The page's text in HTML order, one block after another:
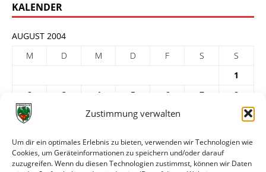
Zustimmung verwalten
Um dir ein optimales Erlebnis zu bieten, verwenden wir Technologien wie
Cookies, um Geräteinformationen zu speichern und/oder darauf
zuzugreifen. Wenn du diesen Technologien zustimmst, können wir Daten
KALENDER
AUGUST 2004
M
D M D F S
S
1
2
3 4 5 6 7
8
9
11 12 13
23
24 25 26 27 28